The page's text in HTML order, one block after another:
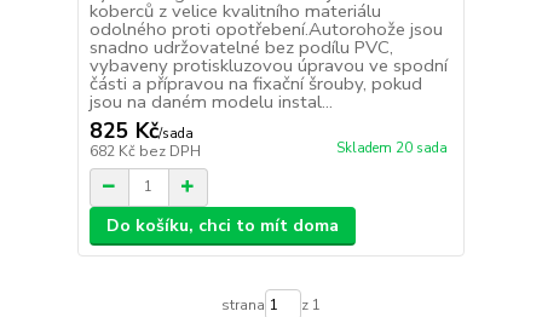
koberců z velice kvalitního materiálu
odolného proti opotřebení.Autorohože jsou
snadno udržovatelné bez podílu PVC,
vybaveny protiskluzovou úpravou ve spodní
části a přípravou na fixační šrouby, pokud
jsou na daném modelu instal...
825 Kč/sada
682 Kč bez DPH Skladem 20 sada
Do košíku, chci to mít doma
strana z 1